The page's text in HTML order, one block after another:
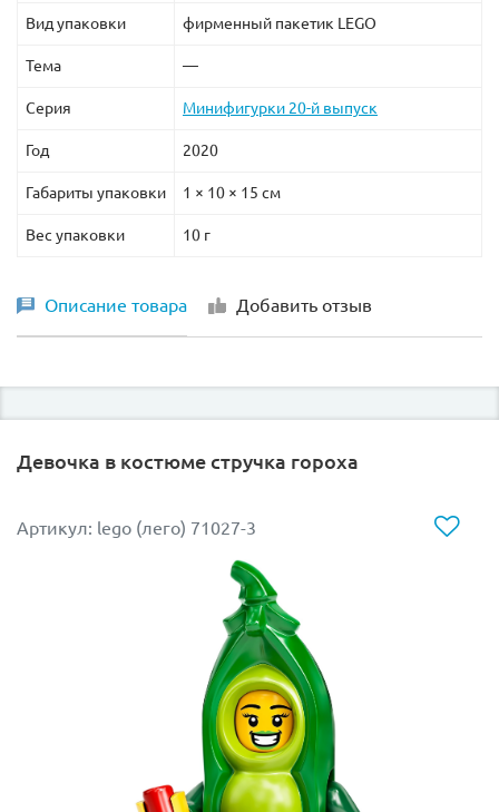
Вид упаковки фирменный пакетик LEGO
Тема —
Серия Минифигурки 20-й выпуск
Год 2020
Габариты упаковки 1 × 10 × 15 см
Вес упаковки 10 г
Описание товара Добавить отзыв
Девочка в костюме стручка гороха
Артикул: lego (лего) 71027-3